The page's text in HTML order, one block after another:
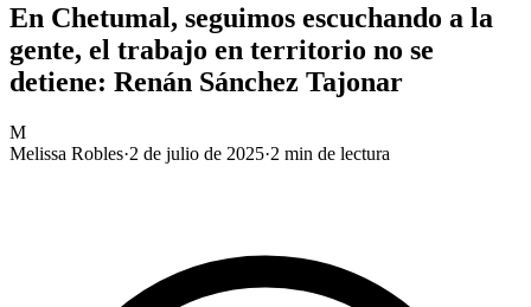
En Chetumal, seguimos escuchando a la
gente, el trabajo en territorio no se
detiene: Renán Sánchez Tajonar
M
Melissa Robles·2 de julio de 2025·2 min de lectura